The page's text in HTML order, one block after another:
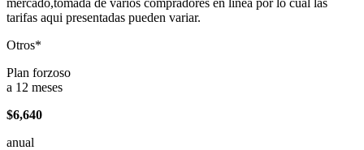
tarifas aqui presentadas pueden variar.
Otros*
Plan forzoso
a 12 meses
$6,640
anual